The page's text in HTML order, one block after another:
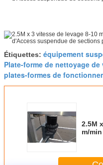
Étiquettes: équipement
Plate-forme de nettoyage de
plates-formes de
2.5M
m/